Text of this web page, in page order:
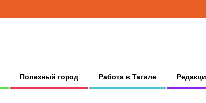
Полезный город Работа в Тагиле